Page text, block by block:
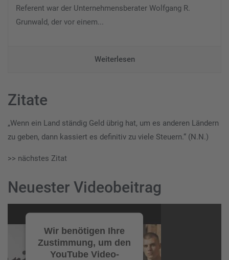
Referent war der Unternehmensberater Wolfgang R.
Grunwald, der vor einem...
Weiterlesen
Zitate
„Wenn ein Land ständig Geld übrig hat, um es anderen Ländern
zu geben, dann kassiert es definitiv zu viele Steuern.“ (N.N.)
>> nächstes Zitat
Neuester Videobeitrag
Player
Wir benötigen Ihre
Zustimmung, um den
YouTube Video-